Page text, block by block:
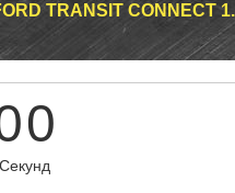
TRANSIT CONNECT
0
Секунд